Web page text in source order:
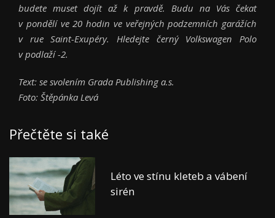
budete muset dojít až k pravdě. Budu na Vás čekat
v pondělí ve 20 hodin ve veřejných podzemních garážích
v rue Saint-Exupéry. Hledejte černý Volkswagen Polo
v podlaží -2.
Text: se svolením Grada Publishing a.s.
Foto: Štěpánka Levá
Přečtěte si také
Léto ve stínu kleteb a vábení
sirén